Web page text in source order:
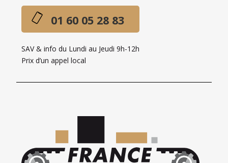
01 60 05 28 83
SAV & info du Lundi au Jeudi 9h-12h
Prix d’un appel local